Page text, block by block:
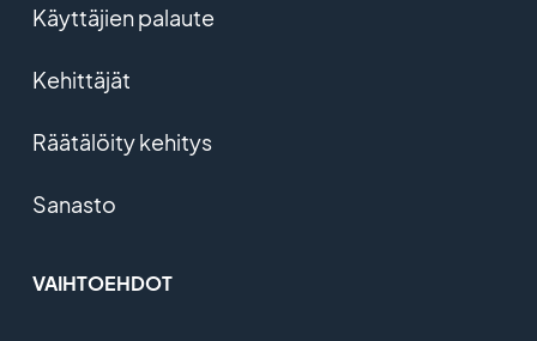
Käyttäjien palaute
Kehittäjät
Räätälöity kehitys
Sanasto
VAIHTOEHDOT